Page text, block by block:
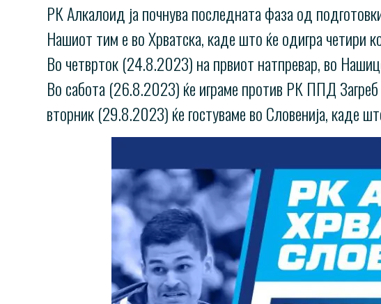
РК Алкалоид ја почнува последната фаза од
Нашиот тим е во Хрватска, каде што ќе одигра четири
Во четврток (24.8.2023) на првиот натпревар, во
Во сабота (26.8.2023) ќе играме против РК ППД
вторник (29.8.2023) ќе гостуваме во Словенија, каде